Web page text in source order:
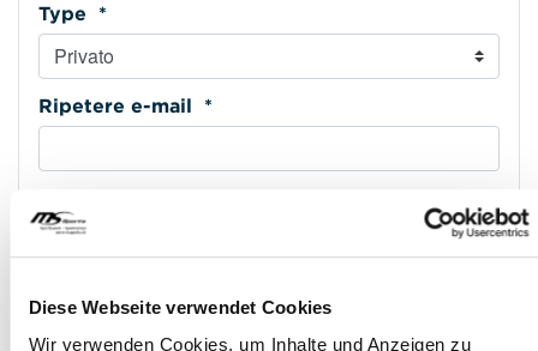
Diese Webseite verwendet Cookies
Wir verwenden Cookies, um Inhalte und Anzeigen zu
Type *
Ripetere e-mail *